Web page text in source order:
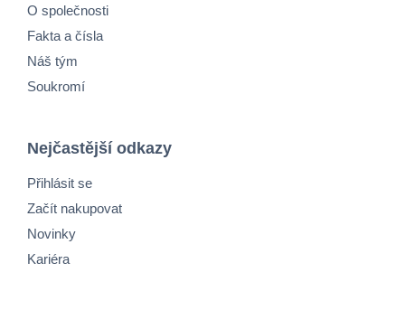
O společnosti
Fakta a čísla
Náš tým
Soukromí
Nejčastější odkazy
Přihlásit se
Začít nakupovat
Novinky
Kariéra